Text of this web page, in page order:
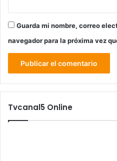
Guarda mi nombre, correo
navegador para la próxima vez
Tvcanal5 Online